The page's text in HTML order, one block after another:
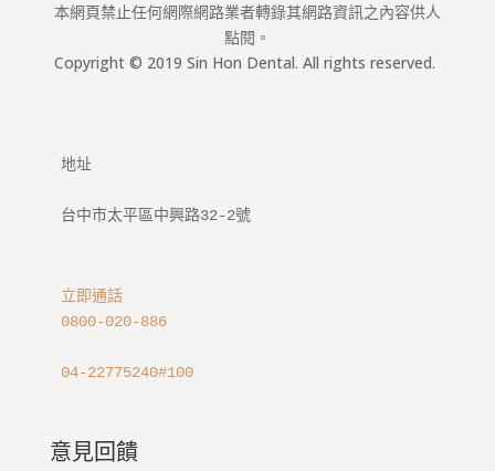
本網頁禁止任何網際網路業者轉錄其網路資訊之內容供人
點閱。
Copyright © 2019 Sin Hon Dental. All rights reserved.
地址
台中市太平區中興路32-2號
立即通話
0800-020-886
04-22775240#100
意見回饋